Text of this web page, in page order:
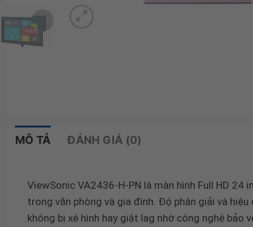
MÔ TẢ ĐÁNH GIÁ (0)
ViewSonic VA2436-H-PN là màn hình Full HD 24
trong văn phòng và gia đình. Độ phân giải và
không bị xé hình hay giật lag nhờ công nghệ bảo